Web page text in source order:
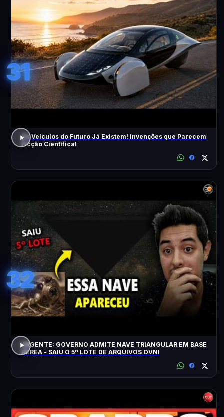
31
Os Veículos do Futuro Já Existem! Invenções que Parecem
Ficção Científica!
32
URGENTE: GOVERNO ADMITE NAVE TRIANGULAR EM BASE
AÉREA - SAIU O 5º LOTE DE ARQUIVOS OVNI